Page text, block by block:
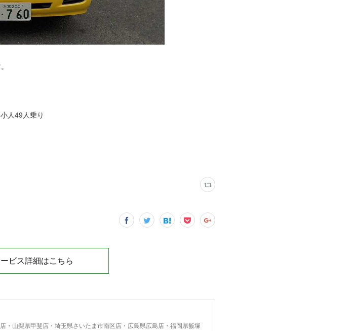
人49人乗り
ビス詳細はこちら
・山梨県甲斐店・埼玉県さいたま市南区店・広島県広島店・福岡県飯塚